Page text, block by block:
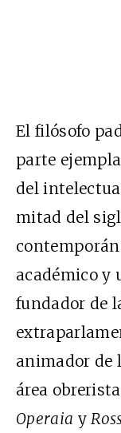
El filósofo
parte
del
mitad del
académico y
fundador de
animador de
área
Operaia y